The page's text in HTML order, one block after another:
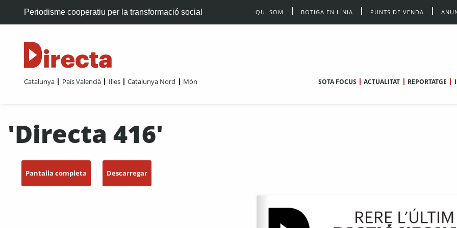
Periodisme cooperatiu per la transformació social QUI SOM BOTIGA EN LÍNIA PUNTS DE VENDA
Catalunya País Valencià Illes Catalunya Nord Món SOTA FOCUS ACTUALITAT REPORTATGE
'Directa 416'
Pantalla completa Descarregar